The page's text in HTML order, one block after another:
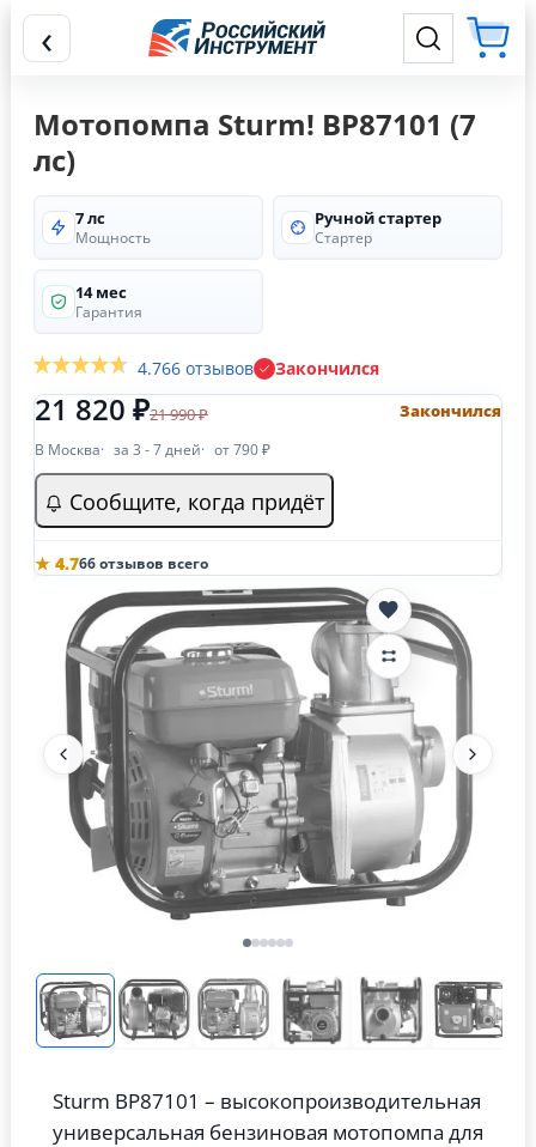
‹
Мотопомпа Sturm! BP87101 (7
лс)
7 лс
Мощность
Ручной стартер
Стартер
14 мес
Гарантия
4.766 отзывов Закончился
21 820 ₽21 990 ₽ Закончился
В Москва за 3 - 7 дней от 790 ₽
Сообщите, когда придёт
★ 4.766 отзывов всего
Sturm BP87101 – высокопроизводительная
универсальная бензиновая мотопомпа для